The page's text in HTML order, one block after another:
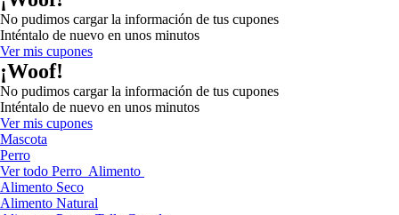
No pudimos cargar la información de tus cupones
Inténtalo de nuevo en unos minutos
Ver mis cupones
¡Woof!
No pudimos cargar la información de tus cupones
Inténtalo de nuevo en unos minutos
Ver mis cupones
Mascota
Perro
Ver todo Perro Alimento
Alimento Seco
Alimento Natural